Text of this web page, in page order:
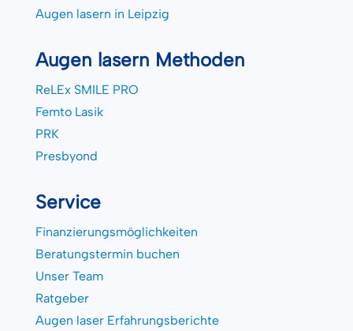
Augen lasern in Leipzig
Augen lasern Methoden
ReLEx SMILE PRO
Femto Lasik
PRK
Presbyond
Service
Finanzierungsmöglichkeiten
Beratungstermin buchen
Unser Team
Ratgeber
Augen laser Erfahrungsberichte